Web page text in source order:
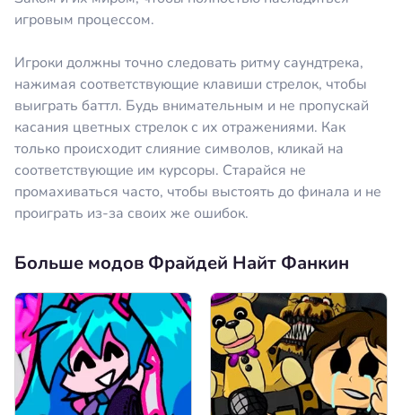
игровым процессом.
Игроки должны точно следовать ритму саундтрека,
нажимая соответствующие клавиши стрелок, чтобы
выиграть баттл. Будь внимательным и не пропускай
касания цветных стрелок с их отражениями. Как
только происходит слияние символов, кликай на
соответствующие им курсоры. Старайся не
промахиваться часто, чтобы выстоять до финала и не
проиграть из-за своих же ошибок.
Больше модов Фрайдей Найт Фанкин